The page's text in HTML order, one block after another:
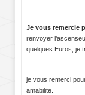
Je vous remercie
renvoyer
quelques Euros, je
je vous remerci
amabilite.